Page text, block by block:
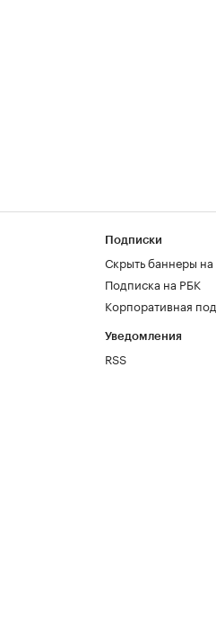
Подписки
Скрыть баннеры
Подписка на РБК
Корпоративная
Уведомления
RSS